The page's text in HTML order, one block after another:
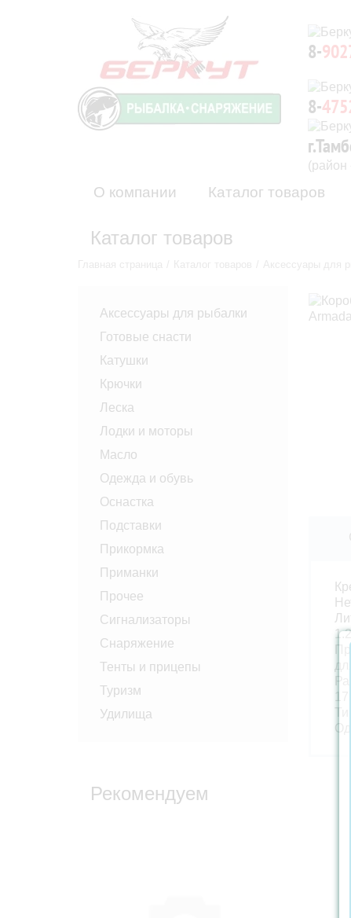
8-
8-
(район
О компании Каталог товаров
Каталог товаров
Аксессуары для рыбалки
Готовые снасти
Катушки
Крючки
Леска
Лодки и моторы
Масло
Одежда и обувь
Оснастка
Подставки
Прикормка
Приманки
Прочее
Сигнализаторы
Снаряжение
Тенты и прицепы
Туризм
Удилища
Рекомендуем